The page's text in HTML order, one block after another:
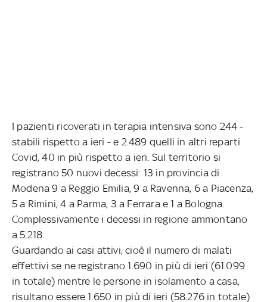
I pazienti ricoverati in terapia intensiva sono 244 -
stabili rispetto a ieri - e 2.489 quelli in altri reparti
Covid, 40 in più rispetto a ieri. Sul territorio si
registrano 50 nuovi decessi: 13 in provincia di
Modena 9 a Reggio Emilia, 9 a Ravenna, 6 a Piacenza,
5 a Rimini, 4 a Parma, 3 a Ferrara e 1 a Bologna.
Complessivamente i decessi in regione ammontano
a 5.218.
Guardando ai casi attivi, cioè il numero di malati
effettivi se ne registrano 1.690 in più di ieri (61.099
in totale) mentre le persone in isolamento a casa,
risultano essere 1.650 in più di ieri (58.276 in totale)